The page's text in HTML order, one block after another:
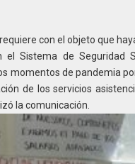
con el objeto que
el Sistema de Seguridad
momentos de pandemia
de los servicios
la comunicación.